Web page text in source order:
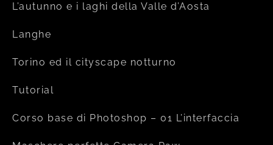
L’autunno e i laghi della Valle d’Aosta
Langhe
Torino ed il cityscape notturno
Tutorial
Corso base di Photoshop – 01 L’interfaccia